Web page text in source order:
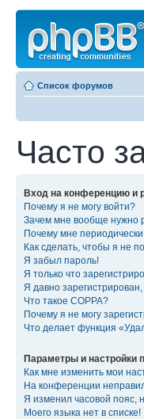
Список форумов
Часто
Вход на конференцию и
Почему я не могу войти?
Зачем мне вообще нужно
Почему мне
Как сделать, чтобы я не
Я забыл пароль!
Я только что
Я давно
Что такое COPPA?
Почему я не могу
Что делает функция
Параметры и настройки
Как мне изменить мои
На конференции
Я изменил часовой пояс,
Моего языка нет в списке!